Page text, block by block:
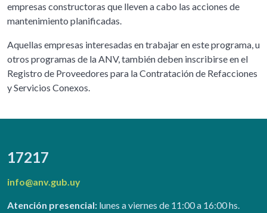
empresas constructoras que lleven a cabo las acciones de
mantenimiento planificadas.
Aquellas empresas interesadas en trabajar en este programa, u
otros programas de la ANV, también deben inscribirse en el
Registro de Proveedores para la Contratación de Refacciones
y Servicios Conexos.
17217
info@anv.gub.uy
Atención presencial: lunes a viernes de 11:00 a 16:00 hs.